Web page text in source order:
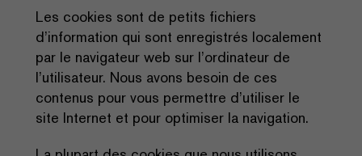
Les cookies sont de petits fichiers
d’information qui sont enregistrés localement
par le navigateur web sur l’ordinateur de
l’utilisateur. Nous avons besoin de ces
contenus pour vous permettre d’utiliser le
site Internet et pour optimiser la navigation.